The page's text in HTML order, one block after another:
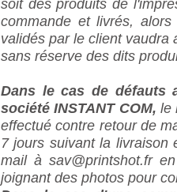
soit des produits de
commande et livrés,
validés par le client vaudra
sans réserve des dits
Dans le cas de défauts
société INSTANT COM, le
effectué contre retour de
7 jours suivant la livraison
mail à sav@printshot.fr
joignant des photos pour